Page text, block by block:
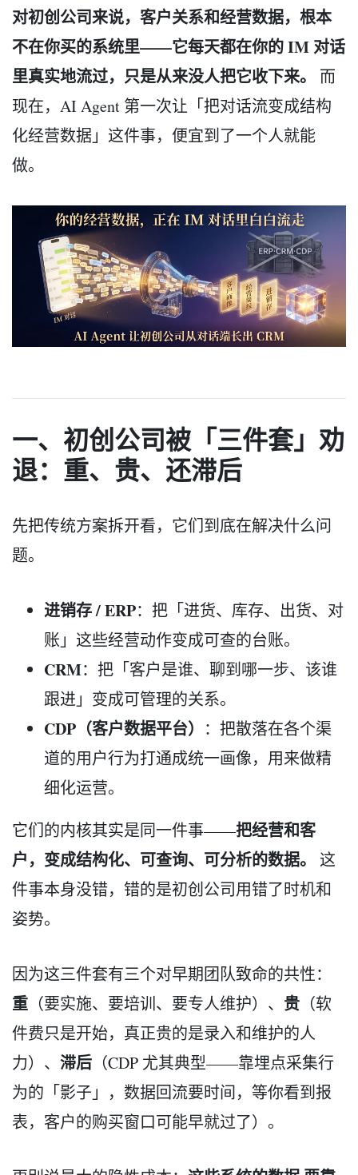
对初创公司来说，客户关系和经营数据，根本
不在你买的系统里——它每天都在你的 IM 对话
里真实地流过，只是从来没人把它收下来。
而
现在，AI Agent 第一次让「把对话流变成结构
化经营数据」这件事，便宜到了一个人就能
做。
一、初创公司被「三件套」劝
退：重、贵、还滞后
先把传统方案拆开看，它们到底在解决什么问
题。
进销存 / ERP：把「进货、库存、出货、对
账」这些经营动作变成可查的台账。
CRM：把「客户是谁、聊到哪一步、该谁
跟进」变成可管理的关系。
CDP（客户数据平台） ：把散落在各个渠
道的用户行为打通成统一画像，用来做精
细化运营。
它们的内核其实是同一件事——把经营和客
户，变成结构化、可查询、可分析的数据。
这
件事本身没错，错的是初创公司用错了时机和
姿势。
因为这三件套有三个对早期团队致命的共性：
重 （要实施、要培训、要专人维护）、 贵 （软
件费只是开始，真正贵的是录入和维护的人
力）、 滞后 （CDP 尤其典型——靠埋点采集行
为的「影子」，数据回流要时间，等你看到报
表，客户的购买窗口可能早就过了）。